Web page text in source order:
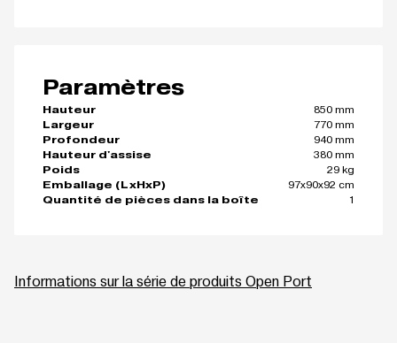
Paramètres
Hauteur
850 mm
Largeur
770 mm
Profondeur
940 mm
Hauteur d'assise
380 mm
Poids
29 kg
Emballage (LxHxP)
97x90x92 cm
Quantité de pièces dans la boîte
1
Informations sur la série de produits Open Port